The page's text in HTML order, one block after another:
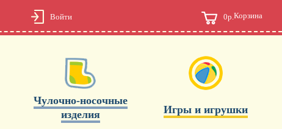
Войти Корзина
0р.
Чулочно-носочные
изделия
Игры и игрушки